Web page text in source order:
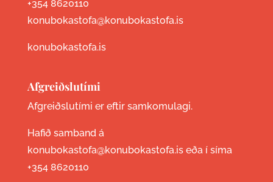
+354 8620110
konubokastofa@konubokastofa.is
konubokastofa.is
Afgreiðslutími
Afgreiðslutími er eftir samkomulagi.
Hafið samband á
konubokastofa@konubokastofa.is eða í síma
+354 8620110